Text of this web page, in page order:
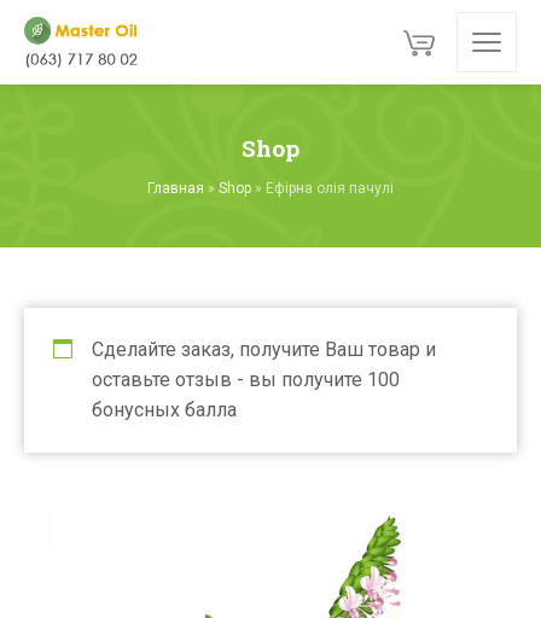
Shop
Главная » Shop » Ефірна олія пачулі
Сделайте заказ, получите Ваш товар и
оставьте отзыв - вы получите 100
бонусных балла